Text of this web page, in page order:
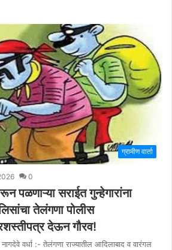
ग्रामीण वार्ता
0
पळणाऱ्या सराईत गुन्हेगारांना
तेलंगणा पोलीस
देऊन गौरव!
नागदेवे वर्धा :- तेलंगणा राज्यातील आदिलाबाद व वारंगल